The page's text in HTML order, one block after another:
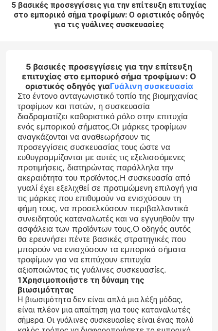
5 βασικές προσεγγίσεις για την επίτευξη επιτυχίας
στο εμπορικό σήμα τροφίμων: Ο οριστικός οδηγός
για τις γυάλινες συσκευασίες
5 βασικές προσεγγίσεις για την επίτευξη
επιτυχίας στο εμπορικό σήμα τροφίμων: Ο
οριστικός οδηγός γιαΓυάλινη συσκευασία
Στο έντονο ανταγωνιστικό τοπίο της βιομηχανίας
τροφίμων και ποτών, η συσκευασία
διαδραματίζει καθοριστικό ρόλο στην επιτυχία
ενός εμπορικού σήματος.Οι μάρκες τροφίμων
αναγκάζονται να αναθεωρήσουν τις
προσεγγίσεις συσκευασίας τους ώστε να
ευθυγραμμίζονται με αυτές τις εξελισσόμενες
προτιμήσεις, διατηρώντας παράλληλα την
ακεραιότητα του προϊόντος.Η συσκευασία από
γυαλί έχει εξελιχθεί σε προτιμώμενη επιλογή για
τις μάρκες που επιθυμούν να ενισχύσουν τη
φήμη τους, να προσελκύσουν περιβαλλοντικά
συνειδητούς καταναλωτές και να εγγυηθούν την
ασφάλεια των προϊόντων τους.Ο οδηγός αυτός
θα ερευνήσει πέντε βασικές στρατηγικές που
μπορούν να ενισχύσουν τα εμπορικά σήματα
τροφίμων για να επιτύχουν επιτυχία
αξιοποιώντας τις γυάλινες συσκευασίες.
1Χρησιμοποιήστε τη δύναμη της
βιωσιμότητας
Η βιωσιμότητα δεν είναι απλά μια λέξη μόδας,
είναι πλέον μια απαίτηση για τους καταναλωτές
σήμερα. Οι γυάλινες συσκευασίες είναι ένας πολύ